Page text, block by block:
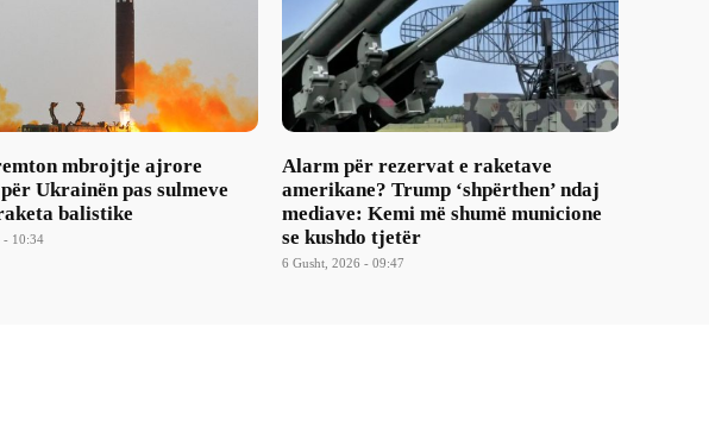
mbrojtje ajrore
Ukrainën pas sulmeve
balistike
- 10:34
Alarm për rezervat e raketave
amerikane? Trump ‘shpërthen’ ndaj
mediave: Kemi më shumë municione
se kushdo tjetër
6 Gusht, 2026 - 09:47